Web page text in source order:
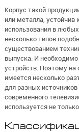
Корпус такой
или металла, устойчив
использования в
несколько типов
существованием
выпуска. И
устройств. Поэтому на
имеется несколько
для разных источников
современного
используется не